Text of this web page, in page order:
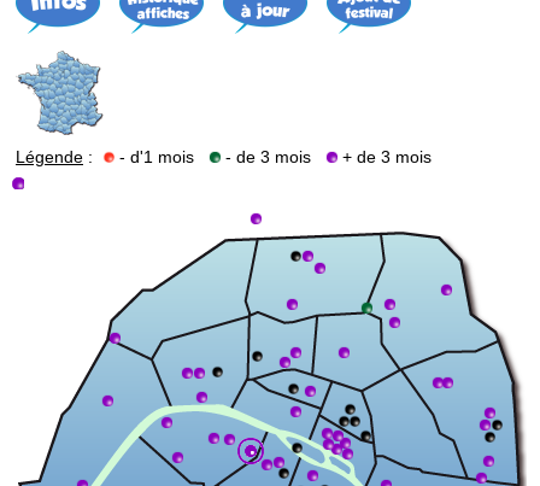
Légende : - d'1 mois - de 3 mois + de 3 mois